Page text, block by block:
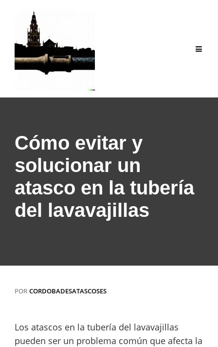
contenido
Cómo evitar y
solucionar un
atasco en la tubería
del lavavajillas
POR CORDOBADESATASCOSES
Los atascos en la tubería del lavavajillas
pueden ser un problema común que afecta la